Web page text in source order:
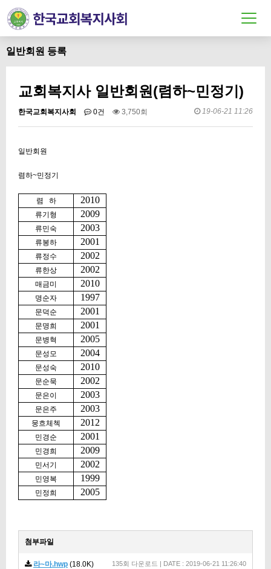
일반회원 등록
교회복지사 일반회원(렴하~민정기)
한국교회복지사회 0건 3,750회 19-06-21 11:26
일반회원
렴하~민정기
렴 하 2010
류기형 2009
류민숙 2003
류봉하 2001
류정수 2002
류한상 2002
매금미 2010
명순자 1997
문덕순 2001
문명희 2001
문병혁 2005
문성모 2004
문성숙 2010
문순묵 2002
문은이 2003
문은주 2003
뭉흐체첵 2012
민경순 2001
민경희 2009
민서기 2002
민영복 1999
민정희 2005
첨부파일
라~마.hwp (18.0K) 135회 다운로드 | DATE : 2019-06-21 11:26:40